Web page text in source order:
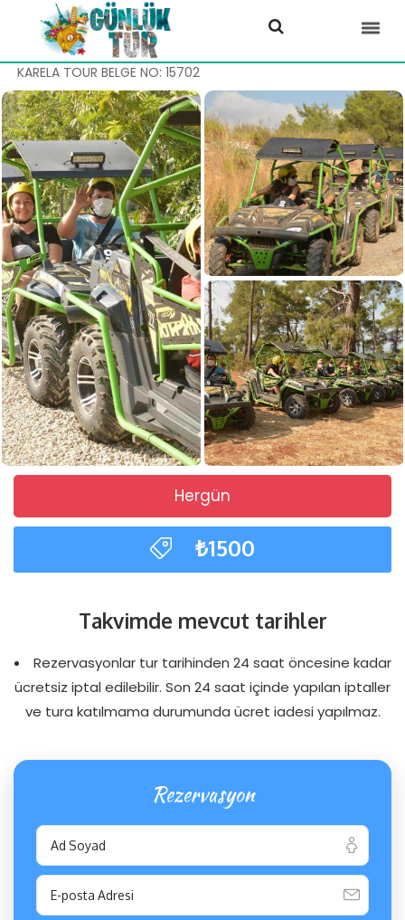
KARELA TOUR BELGE NO: 15702
Hergün
₺1500
Takvimde mevcut tarihler
Rezervasyonlar tur tarihinden 24 saat öncesine kadar
ücretsiz iptal edilebilir. Son 24 saat içinde yapılan iptaller
ve tura katılmama durumunda ücret iadesi yapılmaz.
Rezervasyon